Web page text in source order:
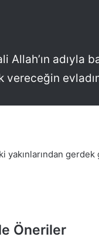
adıyla
vereceğin
yakınlarından
Öneriler